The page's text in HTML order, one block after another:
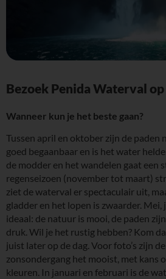
Bezoek Penida Waterval op
Wanneer kun je het beste gaan?
Tussen april en oktober zijn de paden
goed begaanbaar en is het water
de modder en het wandelen gaat een
regenseizoen (november tot maart)
ziet de waterval er spectaculair uit,
gladder en het lopen is zwaarder.
ideaal: de natuur is mooi, de paden
druk. Wil je het rustig hebben? Kom
juist later op de dag. Voor foto’s zijn
zonsondergang het mooist, met kans
kleuren. In januari en februari is de